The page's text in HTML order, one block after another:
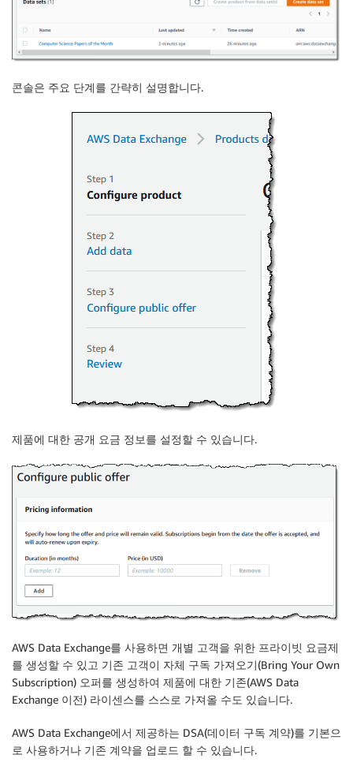
콘솔은 주요 단계를 간략히 설명합니다.
제품에 대한 공개 요금 정보를 설정할 수 있습니다.
AWS Data Exchange를 사용하면 개별 고객을 위한 프라이빗 요금제
를 생성할 수 있고 기존 고객이 자체 구독 가져오기(Bring Your Own
Subscription) 오퍼를 생성하여 제품에 대한 기존(AWS Data
Exchange 이전) 라이센스를 스스로 가져올 수도 있습니다.
AWS Data Exchange에서 제공하는 DSA(데이터 구독 계약)를 기본으
로 사용하거나 기존 계약을 업로드 할 수 있습니다.